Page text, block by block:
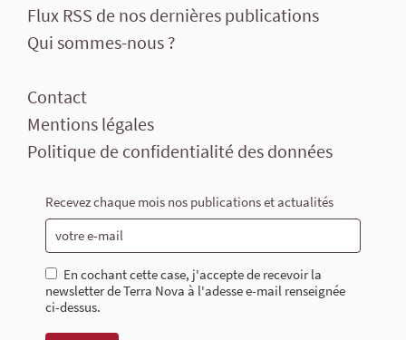
Flux RSS de nos dernières publications
Qui sommes-nous ?
Contact
Mentions légales
Politique de confidentialité des données
Recevez chaque mois nos publications et actualités
En cochant cette case, j'accepte de recevoir la
newsletter de Terra Nova à l'adesse e-mail renseignée
ci-dessus.